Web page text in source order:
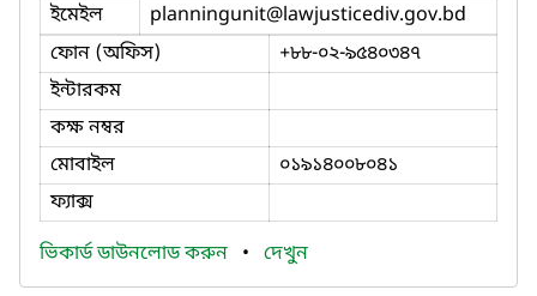
ইমেইল
planningunit@lawjusticediv.gov.bd
ফোন (অফিস)
+৮৮-০২-৯৫৪০৩৪৭
ইন্টারকম
কক্ষ নম্বর
মোবাইল
০১৯১৪০০৮০৪১
ফ্যাক্স
ভিকার্ড ডাউনলোড করুন • দেখুন